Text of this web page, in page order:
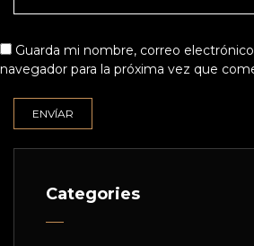
Guarda mi nombre, correo
navegador para la próxima vez que
Categories